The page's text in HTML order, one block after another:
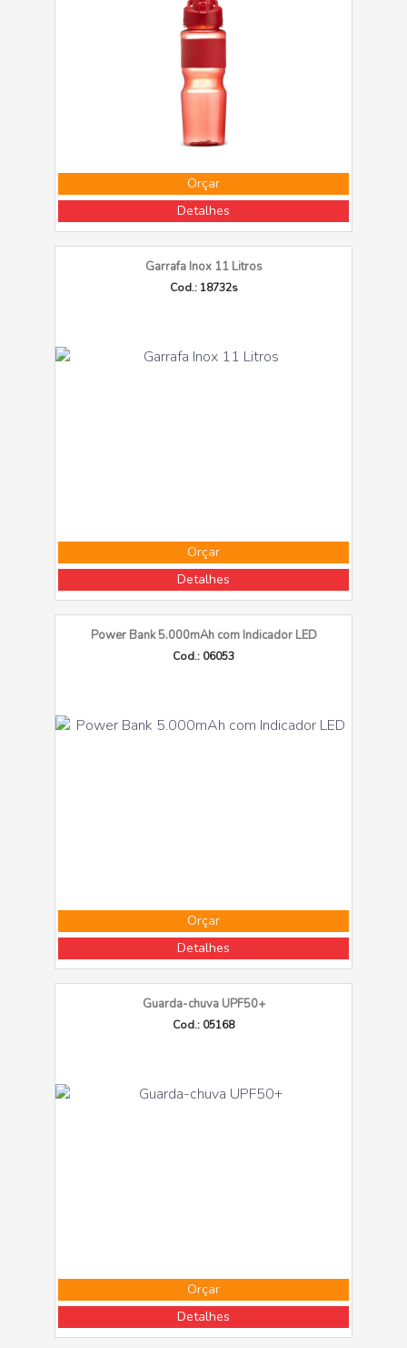
Orçar
Detalhes
Garrafa Inox 11 Litros
Cod.: 18732s
Orçar
Detalhes
Power Bank 5.000mAh com Indicador LED
Cod.: 06053
Orçar
Detalhes
Guarda-chuva UPF50+
Cod.: 05168
Orçar
Detalhes